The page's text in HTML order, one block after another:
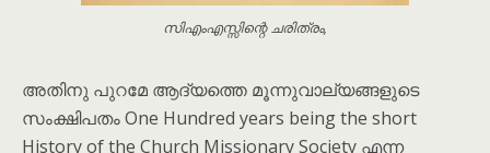
സിഎംഎസ്സിന്റെ ചരിത്രം,
അതിനു പുറമേ ആദ്യത്തെ മൂന്നുവാല്യങ്ങളുടെ
സംക്ഷിപതം One Hundred years being the short
History of the Church Missionary Society എന്ന